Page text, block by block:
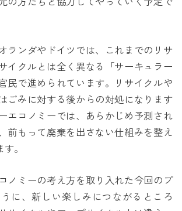
ランダやドイツでは、これまでのリサ
イクルとは全く異なる「サーキュラー
民で進められています。リサイクルや
ごみに対する後からの対処になります
エコノミーでは、あらかじめ予測され
前もって廃棄を出さない仕組みを整え
。
ノミーの考え方を取り入れた今回のプ
に、新しい楽しみにつながるところ